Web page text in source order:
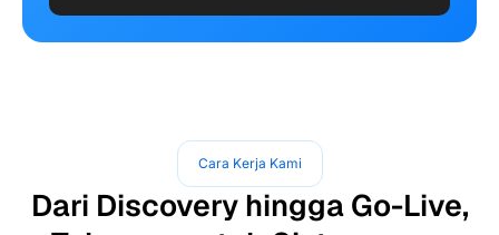
Cara Kerja Kami
Dari Discovery hingga Go-Live,